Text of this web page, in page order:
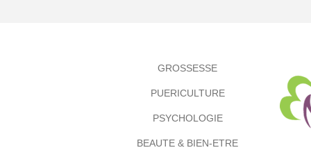
GROSSESSE
PUERICULTURE
PSYCHOLOGIE
BEAUTE & BIEN-ETRE